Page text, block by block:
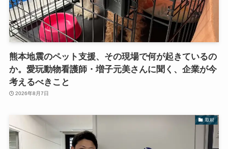
熊本地震のペット支援、その現場で何が起きているの
か。愛玩動物看護師・増子元美さんに聞く、企業が今
考えるべきこと
2026年8月7日
取材